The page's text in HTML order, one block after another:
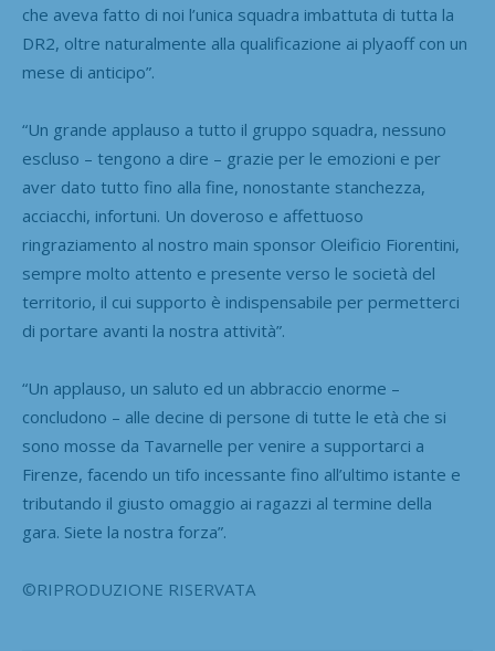
che aveva fatto di noi l’unica squadra imbattuta di tutta la
DR2, oltre naturalmente alla qualificazione ai plyaoff con un
mese di anticipo”.
“Un grande applauso a tutto il gruppo squadra, nessuno
escluso – tengono a dire – grazie per le emozioni e per
aver dato tutto fino alla fine, nonostante stanchezza,
acciacchi, infortuni. Un doveroso e affettuoso
ringraziamento al nostro main sponsor Oleificio Fiorentini,
sempre molto attento e presente verso le società del
territorio, il cui supporto è indispensabile per permetterci
di portare avanti la nostra attività”.
“Un applauso, un saluto ed un abbraccio enorme –
concludono – alle decine di persone di tutte le età che si
sono mosse da Tavarnelle per venire a supportarci a
Firenze, facendo un tifo incessante fino all’ultimo istante e
tributando il giusto omaggio ai ragazzi al termine della
gara. Siete la nostra forza”.
©RIPRODUZIONE RISERVATA